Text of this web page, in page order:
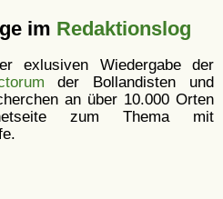
im Redaktionslog
exlusiven Wiedergabe der
der Bollandisten und
an über 10.000 Orten
zum Thema mit